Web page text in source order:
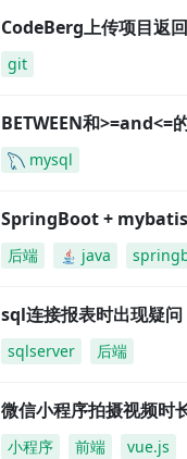
CodeBerg上传项目返
git
BETWEEN和>=and<=
mysql
SpringBoot +
后端 java
sql连接报表时出现疑问
sqlserver 后端
微信小程序拍摄视频时
小程序 前端 vue.js